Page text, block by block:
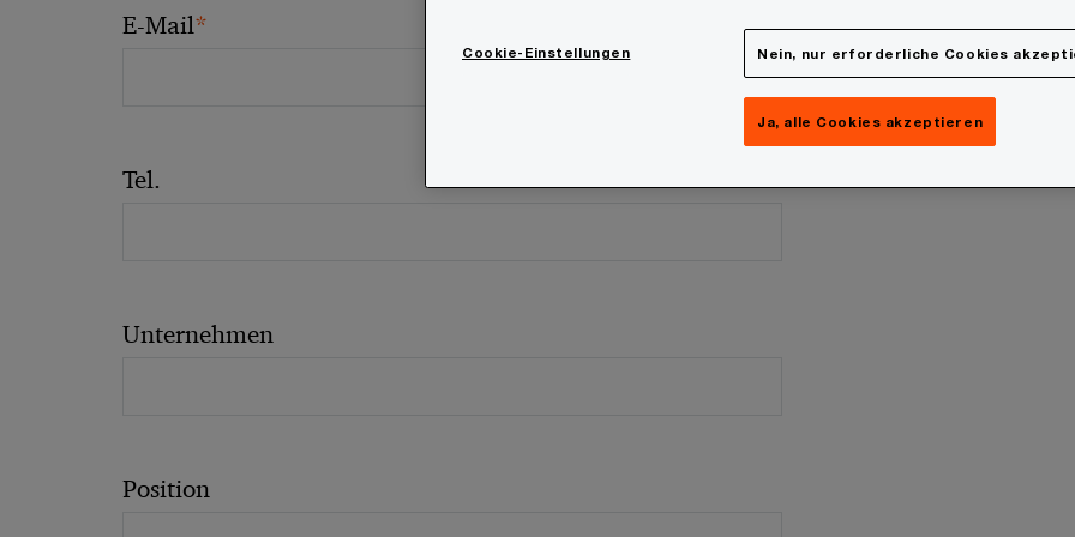
E-Mail*
Tel.
Unternehmen
Position
Cookie-Einstellungen Nein, nur erforderliche Cookies
Ja, alle Cookies akzeptieren